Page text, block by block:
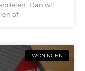
Dan wil
of
WONINGEN